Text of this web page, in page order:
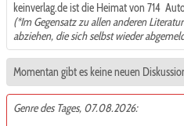
keinverlag.de ist die Heimat von 714
(*Im Gegensatz zu allen anderen
abziehen, die sich selbst wieder
Momentan gibt es keine neuen
Genre des Tages, 07.08.2026: